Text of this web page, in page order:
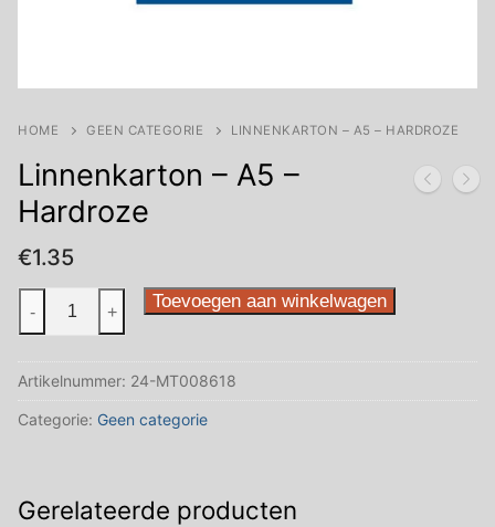
HOME GEEN CATEGORIE LINNENKARTON – A5 – HARDROZE
Linnenkarton – A5 –
Hardroze
€1.35
Linnenkarton
-
-
Hardroze
- + Toevoegen aan winkelwagen
Artikelnummer: 24-MT008618
Categorie: Geen categorie
Gerelateerde producten